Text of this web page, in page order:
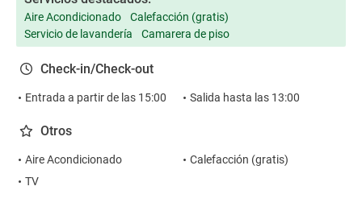
Aire Acondicionado
Calefacción (gratis)
Servicio de lavandería
Camarera de piso
Check-in/Check-out
Entrada a partir de las 15:00 Salida hasta las 13:00
Otros
Aire Acondicionado
Calefacción (gratis)
TV